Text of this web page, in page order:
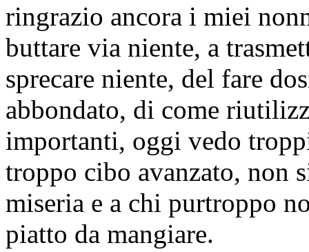
ringrazio ancora i miei
buttare via niente, a
sprecare niente, del fare
abbondato, di come
importanti, oggi vedo
troppo cibo avanzato, non
miseria e a chi purtroppo
piatto da mangiare.